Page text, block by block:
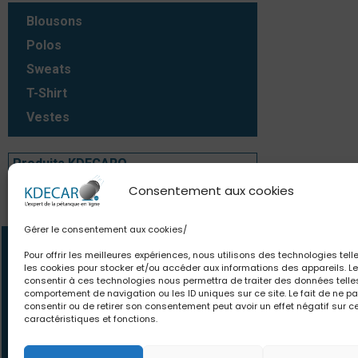
Consentement aux cookies
Gérer le consentement aux cookies/
Pour offrir les meilleures expériences, nous utilisons des technologies
les cookies pour stocker et/ou accéder aux informations des appareils.
consentir à ces technologies nous permettra de traiter des données
comportement de navigation ou les ID uniques sur ce site. Le fait de ne
consentir ou de retirer son consentement peut avoir un effet négatif sur
caractéristiques et fonctions.
Blousons
Polos
Sweats
T-Shirt
Vestes
Produits KDECARO
Produits KDECARO
06.63.80.18.84
contact@kdecaro.com
écrivez-nous
Des offres et
le monde. Des
pour toutes vos